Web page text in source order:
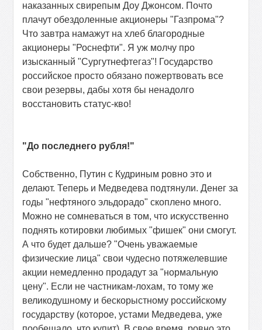
наказанных свирепым Доу Джонсом. Почто
плачут обездоленные акционеры "Газпрома"?
Что завтра намажут на хлеб благородные
акционеры "Роснефти". Я уж молчу про
изысканный "Сургутнефтегаз"! Государство
российское просто обязано пожертвовать все
свои резервы, дабы хотя бы ненадолго
восстановить статус-кво!
"До последнего рубля!"
Собственно, Путин с Кудриным ровно это и
делают. Теперь и Медведева подтянули. Денег за
годы "нефтяного эльдорадо" скоплено много.
Можно не сомневаться в том, что искусственно
поднять котировки любимых "фишек" они смогут.
А что будет дальше? "Очень уважаемые
физические лица" свои чудесно потяжелевшие
акции немедленно продадут за "нормальную
цену". Если не частникам-лохам, то тому же
великодушному и бескорыстному российскому
государству (которое, устами Медведева, уже